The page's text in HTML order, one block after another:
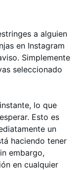
a alguien
en Instagram
Simplemente
seleccionado
lo que
Esto es
un
haciendo tener
embargo,
en cualquier